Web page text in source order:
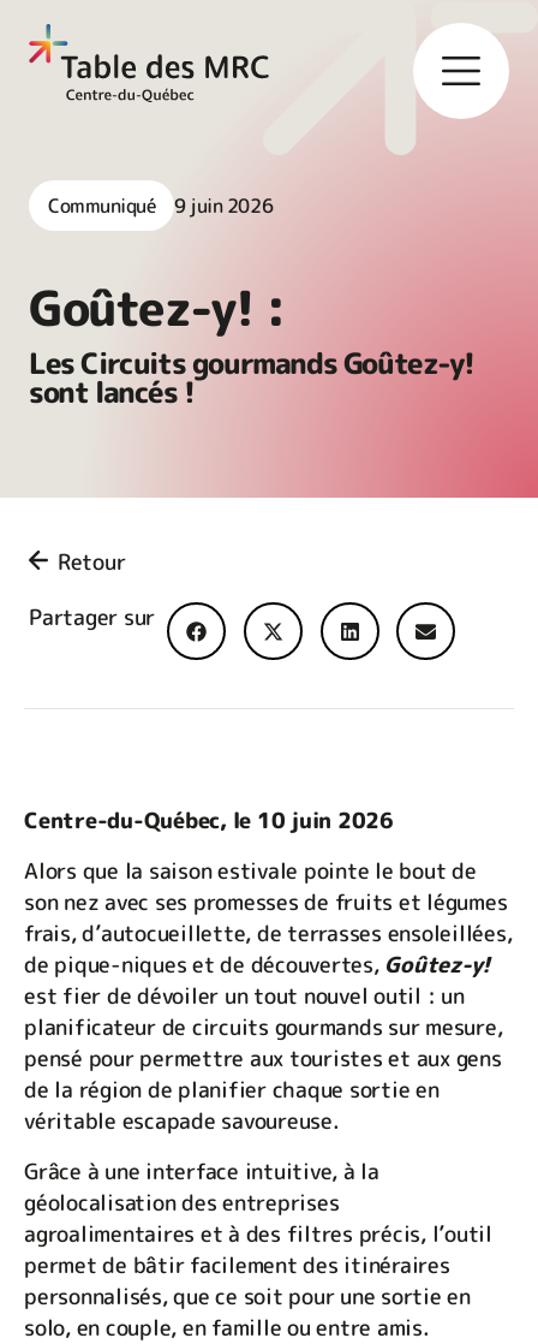
Communiqué 9 juin 2026
Goûtez-y! :
Les Circuits gourmands Goûtez-y!
sont lancés !
Retour
Partager sur
Centre-du-Québec, le 10 juin 2026
Alors que la saison estivale pointe le bout de
son nez avec ses promesses de fruits et légumes
frais, d’autocueillette, de terrasses ensoleillées,
de pique-niques et de découvertes, Goûtez-y!
est fier de dévoiler un tout nouvel outil : un
planificateur de circuits gourmands sur mesure,
pensé pour permettre aux touristes et aux gens
de la région de planifier chaque sortie en
véritable escapade savoureuse.
Grâce à une interface intuitive, à la
géolocalisation des entreprises
agroalimentaires et à des filtres précis, l’outil
permet de bâtir facilement des itinéraires
personnalisés, que ce soit pour une sortie en
solo, en couple, en famille ou entre amis.